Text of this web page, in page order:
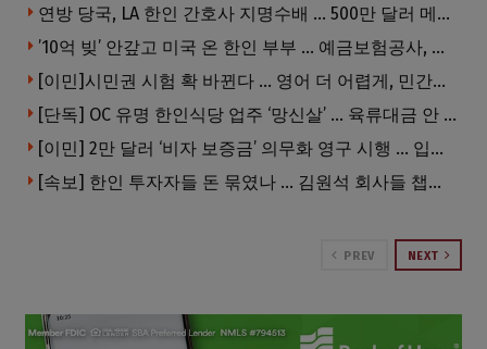
연방 당국, LA 한인 간호사 지명수배 … 500만 달러 메디캐어 사기, 선고 직전 한국 도주
’10억 빚’ 안갚고 미국 온 한인 부부 … 예금보험공사, 미국서 소송
[이민]시민권 시험 확 바뀐다 … 영어 더 어렵게, 민간시험 도입 추진
[단독] OC 유명 한인식당 업주 ‘망신살’ … 육류대금 안 갚자 식당서 공개추심
[이민] 2만 달러 ‘비자 보증금’ 의무화 영구 시행 … 입국 문턱 더 높아진다.
[속보] 한인 투자자들 돈 묶였나 … 김원석 회사들 챕터7 강제파산·자진파산 잇따라 신청
PREV NEXT